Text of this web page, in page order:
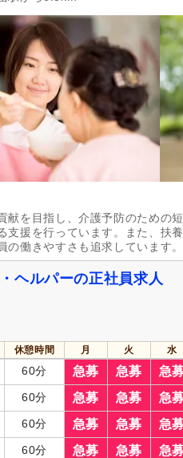
掲載3日以内(7,873)
掲載30日以内(90,096)
急募 (16,153)
シフト制(161,962)
午前のみ可 (36,101)
週1日から可(21,878)
週4日から可
実務者研修（旧ヘルパー1級・基礎研
修）(53,448)
社会福祉士 (16,975)
介護事務(148)
言語聴覚士(6,769)
(4,057)
管理栄養士 (5,992)
福祉用具専門相談員 (609)
自動車免許（二種） (521)
献を目指し、介護予防のための
援を行っています。また、扶
働きやすさも追求しています。
ヘルパーの正社員求人
休憩時間 月 火 水
60分 急募 急募 急
60分 急募 急募 急
60分 急募 急募 急
60分 急募 急募 急